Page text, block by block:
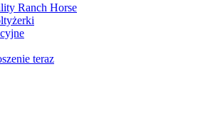
Ranch Horse
teraz